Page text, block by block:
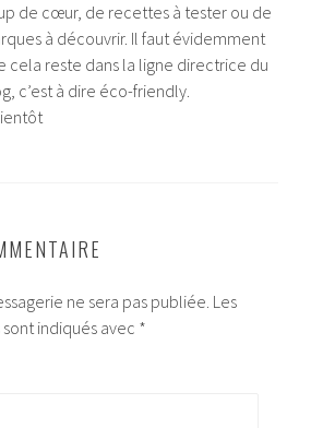
de cœur, de recettes à tester ou de
à découvrir. Il faut évidemment
cela reste dans la ligne directrice du
c’est à dire éco-friendly.
ne sera pas publiée. Les
indiqués avec *